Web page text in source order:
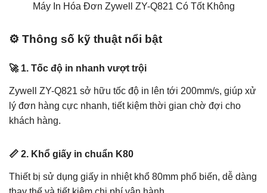
Máy In Hóa Đơn Zywell ZY-Q821 Có Tốt Không
⚙️ Thông số kỹ thuật nổi bật
🚀 1. Tốc độ in nhanh vượt trội
Zywell ZY-Q821 sở hữu tốc độ in lên tới 200mm/s, giúp xử
lý đơn hàng cực nhanh, tiết kiệm thời gian chờ đợi cho
khách hàng.
📏 2. Khổ giấy in chuẩn K80
Thiết bị sử dụng giấy in nhiệt khổ 80mm phổ biến, dễ dàng